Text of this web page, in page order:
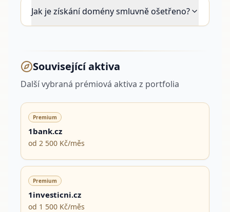
Jak je získání domény smluvně ošetřeno?
Související aktiva
Další vybraná prémiová aktiva z portfolia
Premium
1bank.cz
od 2 500 Kč/měs
Premium
1investicni.cz
od 1 500 Kč/měs